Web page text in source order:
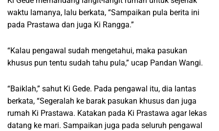
waktu lamanya, lalu berkata, “Sampaikan pula berita ini
pada Prastawa dan juga Ki Rangga.”
“Kalau pengawal sudah mengetahui, maka pasukan
khusus pun tentu sudah tahu pula,” ucap Pandan Wangi.
“Baiklah,” sahut Ki Gede. Pada pengawal itu, dia lantas
berkata, “Segeralah ke barak pasukan khusus dan juga
rumah Ki Prastawa. Katakan pada Ki Prastawa agar lekas
datang ke mari. Sampaikan juga pada seluruh pengawal